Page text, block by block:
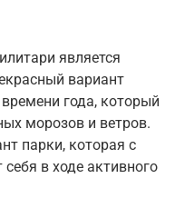
является
вариант
года, который
морозов и ветров.
парки, которая с
в ходе активного